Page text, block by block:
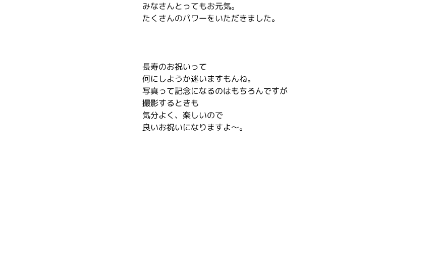
みなさんとってもお元気。
たくさんのパワーをいただきました。
長寿のお祝いって
何にしようか迷いますもんね。
写真って記念になるのはもちろんですが
撮影するときも
気分よく、楽しいので
良いお祝いになりますよ～。